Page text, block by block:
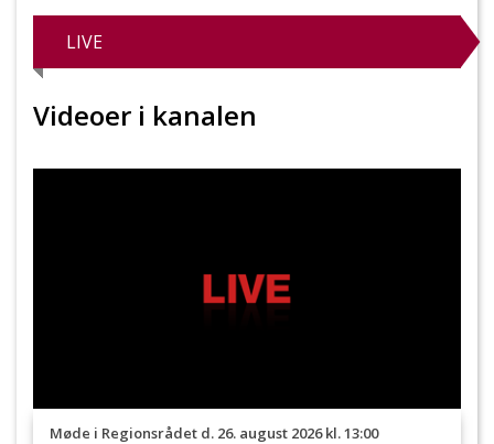
LIVE
Videoer i kanalen
Møde i Regionsrådet d. 26. august 2026 kl. 13:00